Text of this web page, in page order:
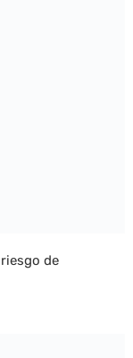
de